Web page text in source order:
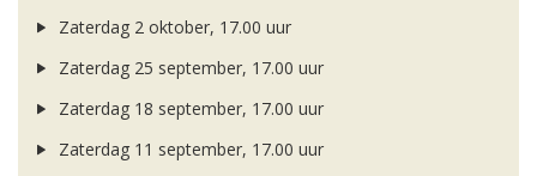
Zaterdag 2 oktober, 17.00 uur
Zaterdag 25 september, 17.00 uur
Zaterdag 18 september, 17.00 uur
Zaterdag 11 september, 17.00 uur